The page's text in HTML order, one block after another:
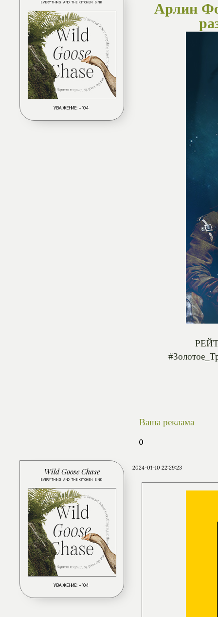
EVERYTHING AND THE KITCHEN SINK
УВАЖЕНИЕ: +104
Арлин
Ваша реклама
0
2024-01-10 22:29:23
Wild Goose Chase
EVERYTHING AND THE KITCHEN SINK
УВАЖЕНИЕ: +104